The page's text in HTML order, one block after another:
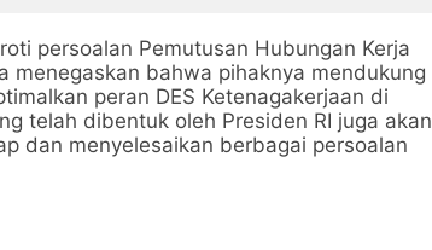
persoalan Pemutusan Hubungan Kerja
menegaskan bahwa pihaknya mendukung
peran DES Ketenagakerjaan di
telah dibentuk oleh Presiden RI juga akan
dan menyelesaikan berbagai persoalan